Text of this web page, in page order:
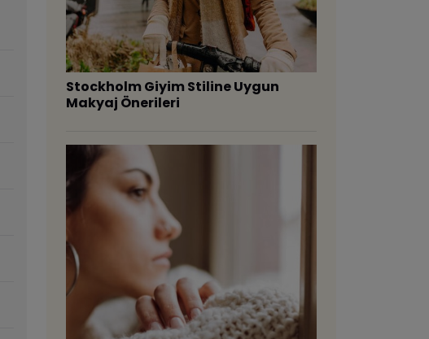
Stockholm Giyim Stiline Uygun
Makyaj Önerileri